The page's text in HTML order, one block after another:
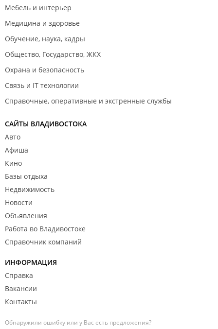
Мебель и интерьер
Медицина и здоровье
Обучение, наука, кадры
Общество, Государство, ЖКХ
Охрана и безопасность
Связь и IT технологии
Справочные, оперативные и экстренные службы
САЙТЫ ВЛАДИВОСТОКА
Авто
Афиша
Кино
Базы отдыха
Недвижимость
Новости
Объявления
Работа во Владивостоке
Справочник компаний
ИНФОРМАЦИЯ
Справка
Вакансии
Контакты
Обнаружили ошибку или у Вас есть предложения?